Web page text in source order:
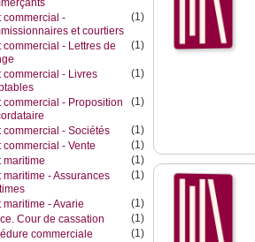
commercial -
et courtiers
(1)
commercial - Lettres de
(1)
commercial - Livres
(1)
commercial - Proposition
(1)
commercial - Sociétés
(1)
commercial - Vente
(1)
maritime
(1)
maritime - Assurances
(1)
maritime - Avarie
(1)
Cour de cassation
(1)
commerciale
(1)